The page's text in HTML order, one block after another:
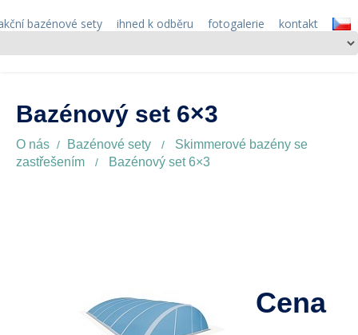
bazénové sety ihned k odběru fotogalerie kontakt
Bazénový set 6×3
O nás Bazénové sety
Skimmerové bazény se
zastřešením
Bazénový set 6×3
Cena